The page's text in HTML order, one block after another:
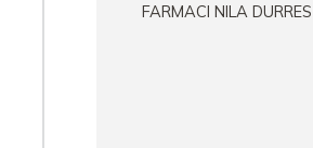
FARMACI NILA DURRES